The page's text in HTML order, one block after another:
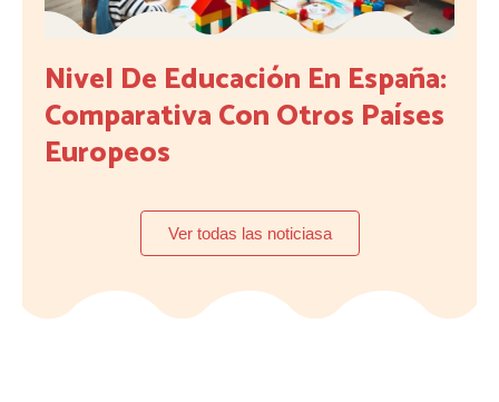
Nivel De Educación En España:
Comparativa Con Otros Países
Europeos
Ver todas las noticiasa